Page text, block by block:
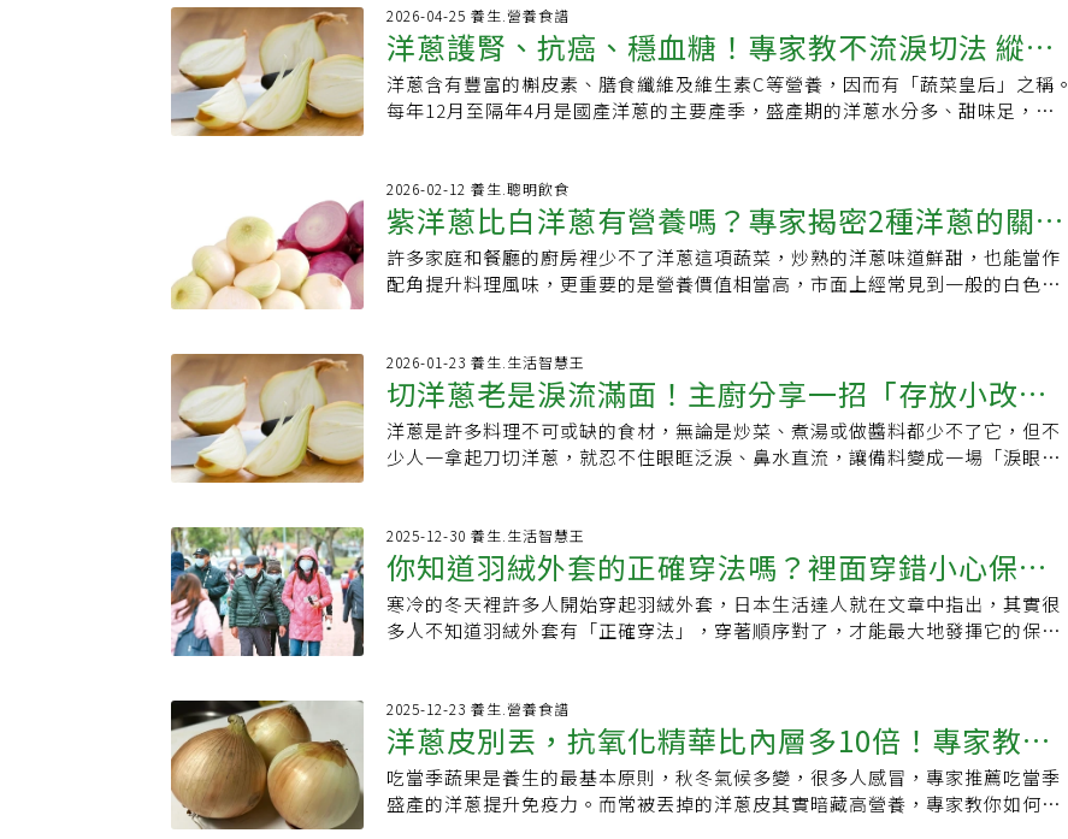
有的菜價恐會再漲1至2成，以下建議10種颱風天也能買到價格相對穩定的菜及食
材。1.豆芽菜：通常是相對便宜的選擇，可用於各種中式料理。2.洋蔥：洋蔥的
價格通常相對穩定，適合用於炒飯、湯或烤菜。3.空心菜：這種綠蔬菜價格通常
比較低，非常適合炒飯或快炒。4.地瓜和南瓜：根莖類蔬菜通常颱風天價格相對
穩定，可用來烤、煮湯或做泥狀。5.瓜類蔬果：絲瓜、瓠瓜、黃瓜等瓜類是夏天
合做各種菜餚。7.罐頭食品：各式罐頭食品，如豆子、玉米等，是便宜且長期保
存的選擇。8.冷凍蔬菜：冷凍蔬菜，如冷凍花椰菜、菠菜、豌豆等，可以長期保
存，並且價格相對穩定。9.速食即食品：速食即食品如泡麵、即食飯、罐頭飯等
可以提供快速的熱食選擇。10.燕麥片：燕麥片是健康的早餐選擇，可以泡湯或沖
當地市場價格和供應情況。並請隨時關注氣象警報並遵守當地當局的建議，以確
保自己的安全。
是秤斤賣的。大量染布需要的份量多，而我這次用了六顆洋蔥的皮，用來染二條
50╳50公分的棉布很夠用。剩下的洋蔥切絲，剛好可以做需要很多洋蔥的法式洋
蔥濃湯。洋蔥皮染布材料：●未染整精煉過的純棉胚布50╳50cm，或依需要裁剪
大小。●洋蔥皮約6顆（圖1）●定色用的棉布固色劑（圖2），或是明礬水。固定
皮。（圖4）3.把棉布放入洋蔥水中，保持小火加溫即可，不需要把水煮開。（圖
5）4.取出已上色的棉布，浸入比例為2000cc水＋20cc棉布固色劑的固色水中，
保持約70度30分鐘。（圖6）5.取出後用清水略洗，自然風乾即可。（圖7）●沒
有用完的洋蔥水、梔子水可以放冰箱保存下次繼續染，但是不能放太久喔！（圖
8）簡易法式洋蔥濃湯材料：洋蔥切絲、動物或是植物高湯、起司（首選
白酒、黑胡椒、鹽調味。（圖1）2.在烤碗中舀入洋蔥湯，放入部分的麵包塊和起
司，再舀入洋蔥湯到碗口，放進剩下的麵包塊，蓋上滿滿的起司。（圖2）3.放入
預熱的烤箱中，上火200度、下火180度烤至起司表面焦黃即可。（圖3）這是一
道好吃、容易做的法式名菜，要做到餐廳等級確實有難度，但是家常版的要失敗
餘的食物發芽幾乎都能吃，頂多口感變差、營養素流失。地瓜發芽纖維感變重，
蔥薑蒜香氣變淡。蘇秀悅表示，日常生活中常見會發芽、但通常都可以食用的，
包括地瓜、胡蘿蔔、薑、蒜、洋蔥、綠豆、黃豆等，如民眾熟悉的綠豆芽、黃豆
芽，本來就是「發芽後」食用的食材，因此，民眾千萬別直接認定「發芽就是有
毒」。不過，當食物開始發芽，代表已進入生長狀態，原本儲存在食材中的養
蘿蔔放久後則容易失去原本脆度，口感變軟。至於蒜頭、洋蔥與薑，發芽後最明
顯的變化則是香氣下降；且依照她的經驗，蒜頭發芽後，蒜味跟辣味通常都會變
淡，而洋蔥與薑也有類似情形，雖然仍可料理，但整體風味不如新鮮時濃郁。若
出現發霉、異味、濕黏，都不建議再吃。不過，蘇秀悅也提醒，雖然大部分發芽
到「冒芽」，卻忽略表面早已腐敗，反而更容易吃壞肚子。像是洋蔥若切開後內
部變得透明、出水，或蒜頭出現黑點與軟爛，就代表品質已經變差，即使把發芽
部位切除，也不建議繼續食用。蘇秀悅說，台灣人習慣一次大量採買，去大賣場
一口氣買一大堆食物，回家看見冰箱被塞滿，內心就充滿衣食無虞的安全感；且
台灣人也常把冰箱當作「萬能保鮮庫」，但食物鮮度並不是永久停在入冰箱的那
量多次購買，這才是維持食材新鮮最好的方式。尤其葉菜類、菇類、水果等高含
水食材，本來保存期限就短，若長時間堆放在冰箱角落，不僅容易腐敗，也可能
因反覆開關冰箱、溫度變化，加速品質劣化。蘇秀悅說，台灣氣候潮濕炎熱，本
來就不適合長時間囤放蔬果，即使冷藏，也只是延緩一點腐敗的速度，不代表食
生素C恐怕已流失一半以上；其餘的脂溶性維生素，雖然對環境的耐受性較高，但
保存時間一旦拉長，一樣會流失，唯獨纖維素不太會因為保存過長而降低。保存
偏方未必管用不在意口感可冷凍保存坊間流傳不少「保存偏方」，如胡蘿蔔先切
頭能防止發芽，保存得比較久，蘇秀悅說，胡蘿蔔有沒有切頭，與保存時間長
短，並沒有直接關係，關鍵應該在於保存環境是否乾燥。不過，坊間流傳蘆筍可
2026-04-25 養生.營養食譜
洋蔥護腎、抗癌、穩血糖！專家教不流淚切法 縱切
橫切也影響甜味及辛辣度
洋蔥含有豐富的槲皮素、膳食纖維及維生素C等營養，因而有「蔬菜皇后」之稱。
每年12月至隔年4月是國產洋蔥的主要產季，盛產期的洋蔥水分多、甜味足，辛辣
食方式吃洋蔥，但其實洋蔥生吃更能保留更多槲皮素與硫化物，是最護腎的吃
法。洋蔥2關鍵成分護腎腎臟專科醫師洪永祥之前就曾在臉書指出，根據醫學文獻
指出，洋蔥含大量抗氧化、抗發炎化合物，還有助於降低血壓與血糖，間接減少
腎臟負擔。而它得以保護腎臟的2個關鍵成分，分別是槲皮素（Quercetin）與硫
化合物。洪永祥解釋，槲皮素是一種天然類黃酮，抗氧化力強大，特別集中在洋
成，促進排泄，對高尿酸血症及痛風性腎病變患者尤其有益。而切洋蔥時害人流
淚的則是硫化合物，它們來自含硫胺基酸分解後產生的揮發性物質，不僅刺激眼
睛，但具有抗發炎、抗氧化功效。研究指出，硫化合物能延緩腎臟纖維化與慢性
損傷。綜合來看，洋蔥能降低蛋白尿，延緩腎功能惡化，對慢性腎病患者是一大
減少動脈硬化。2.抗癌潛力：蔥屬蔬菜中的硫化合物與槲皮素，能抑制腫瘤生成
與癌細胞擴散，尤其是胃癌與大腸癌。3.血糖控制：改善胰島素阻抗，幫助糖尿
病患者穩定血糖。4.抗菌作用：抑制大腸桿菌、金黃色葡萄球菌、幽門螺旋桿菌
等有害細菌。5.維持骨骼健康：洋蔥與骨密度提升有關，能減少骨質流失。6.促
進腸道健康：含有菊糖（inulin）等益生元，有助腸道好菌生長。7.體重管理：洋
法不同口感也不同雖然洋蔥極其營養，但有些人就是不太會處理洋蔥，最困擾的
問題莫過於，切洋蔥經常會讓人流淚不止。農糧署指出，想要切洋蔥不流淚，就
要「減少洋蔥細胞被破壞」，以避免含硫胺基酸因分解而產生具刺激性的揮發硫
化合物。所以切洋蔥應選用鋒利刀具、順著縱向紋路切，或採推切或拉切，都是
2026-02-12 養生.聰明飲食
紫洋蔥比白洋蔥有營養嗎？專家揭密2種洋蔥的關鍵
健康差異
許多家庭和餐廳的廚房裡少不了洋蔥這項蔬菜，炒熟的洋蔥味道鮮甜，也能當作
配角提升料理風味，更重要的是營養價值相當高，市面上經常見到一般的白色洋
這種天然的抗氧化劑有助於對抗骨質疏鬆症、癌症和心臟病等慢性疾病。此外，
紫洋蔥還富含「槲皮素」，槲皮素已被證明具有抗發炎作用，維持細胞健康、抑
制癌細胞生長，並被認為能降低血壓和膽固醇。礦物質也能從紫洋蔥中攝取，例
如守護心臟健康的鉀，幫助骨骼和牙齒修復的磷。另外還有ATP（三磷酸腺
苷），是直接提供人體能量的主要來源。食用紫洋蔥的注意事項如果患有腸躁
病的人應避免食用或注意份量。食用白洋蔥的好處相較於紫色洋蔥，淺色白洋蔥
富含維生素C、葉酸和膳食纖維，除了有抗菌、增強免疫力的特性之外，也能保護
心血管健康。白洋蔥中也含有槲皮素和花青素等抗氧化劑，只是含量略低於紫洋
蔥，礦物質成分含有磷、鋅，值得注意的是，與紫洋蔥相比，白洋蔥較不容易引
44大卡熱量、1克蛋白質、0克脂肪、10克碳水化合物和2克膳食纖維。而一份白
洋蔥（約100克）含有36卡路里、1克蛋白質、0克脂肪、8克碳水化合物和1克膳
食纖維。無論紫洋蔥或是白洋蔥熱量和鈉含量都很低，是平價、健康又美味的絕
佳食材，整體來說，白洋蔥更容易消化，紫洋蔥含有更高含量的抗氧化劑，營養
師建議每週將這兩種顏色的洋蔥輪流加入菜單。
2026-01-23 養生.生活智慧王
切洋蔥老是淚流滿面！主廚分享一招「存放小改
變」有效防噴淚
洋蔥是許多料理不可或缺的食材，無論是炒菜、煮湯或做醬料都少不了它，但不
少人一拿起刀切洋蔥，就忍不住眼眶泛淚、鼻水直流，讓備料變成一場「淚眼大
刺激神經、促使眼睛分泌淚水，藉此把刺激物沖走。主廚建議：切之前先冰一下
社群平台上有不少「防洋蔥流淚偏方」，例如咬湯匙、戴泳鏡，但一名主廚分
享，其實只要改變「存放方式」，就能有效減少刺激。主廚Jose Xiloj在
Instagram表示，切洋蔥前先放進冷凍庫15分鐘，就能明顯減少流淚狀況。低溫
可降低洋蔥內部的化學反應速度，讓刺激性氣體不那麼容易大量釋放。一般建議
切、怎麼剝更省事？除了防流淚，Jose也分享幾個實用備料技巧，像是快速去皮
法，可以先切掉洋蔥的頭尾，再對半切開，外皮就能輕鬆剝除。再來是，好切又
不散的切法，保留根部不切斷，從側邊向根部縱切，再橫向下刀，就能快速切出
整齊洋蔥丁。最後也提供去嗆味小技巧，切好的洋蔥可泡冷水約10分鐘，有助減
2025-12-30 養生.生活智慧王
你知道羽絨外套的正確穿法嗎？裡面穿錯小心保暖
效果大打折
寒冷的冬天裡許多人開始穿起羽絨外套，日本生活達人就在文章中指出，其實很
多人不知道羽絨外套有「正確穿法」，穿著順序對了，才能最大地發揮它的保暖
能保暖。這是因為羽絨材質具有吸收並儲存人體熱量的特性，穿太多層衣物反而
會阻礙熱量傳遞，降低保暖效果。可以想像羽絨是一個蓬鬆的結構，穿在身上
時，它鎖住身體散發的熱氣，同時隔絕了外部冷空氣，所以不用擔心裡面穿太少
無法保暖，只要穿著輕薄衣物，讓羽絨衣貼合身體並接受熱能，就能防止體溫散
失。而如果你的羽絨外套比較輕薄，可以試著外面再套一層大衣，掌握「輕薄衣
2025-12-23 養生.營養食譜
洋蔥皮別丟，抗氧化精華比內層多10倍！專家教你
洋蔥皮怎麼吃
吃當季蔬果是養生的最基本原則，秋冬氣候多變，很多人感冒，專家推薦吃當季
盛產的洋蔥提升免疫力。而常被丟掉的洋蔥皮其實暗藏高營養，專家教你如何完